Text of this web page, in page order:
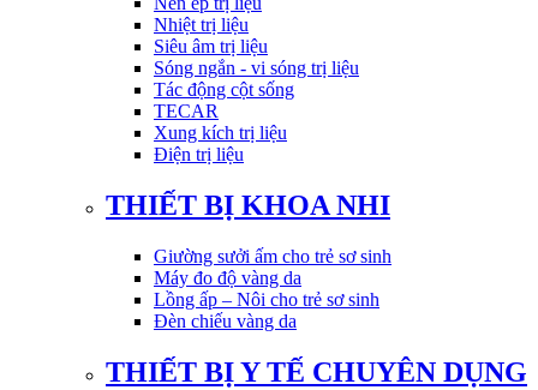
Nhiệt trị liệu
Siêu âm trị liệu
Sóng ngắn - vi sóng trị liệu
Tác động cột sống
TECAR
Xung kích trị liệu
Điện trị liệu
THIẾT BỊ KHOA NHI
Giường sưởi ấm cho trẻ sơ sinh
Máy đo độ vàng da
Lồng ấp – Nôi cho trẻ sơ sinh
Đèn chiếu vàng da
THIẾT BỊ Y TẾ CHUYÊN DỤNG